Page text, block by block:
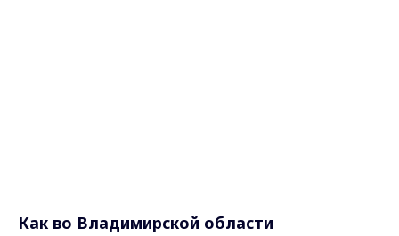
Как во Владимирской области